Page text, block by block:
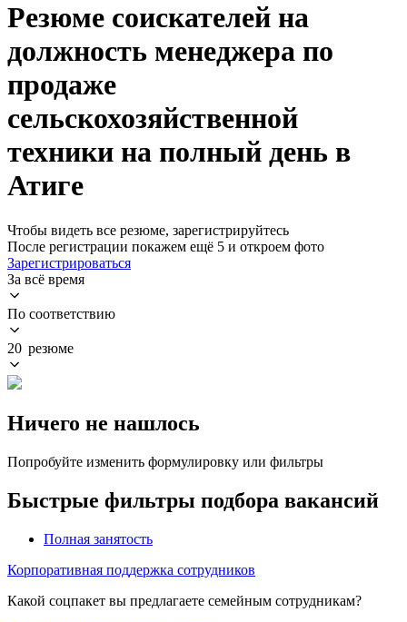
Резюме соискателей на
должность менеджера по
продаже
сельскохозяйственной
техники на полный день в
Атиге
Чтобы видеть все резюме, зарегистрируйтесь
После регистрации покажем ещё 5 и откроем фото
Зарегистрироваться
За всё время
По соответствию
20 резюме
Ничего не нашлось
Попробуйте изменить формулировку или фильтры
Быстрые фильтры подбора вакансий
Полная занятость
Корпоративная поддержка сотрудников
Какой соцпакет вы предлагаете семейным сотрудникам?